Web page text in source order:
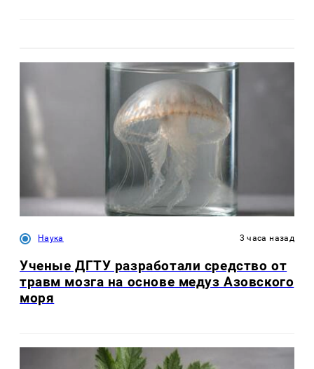
Наука 3 часа назад
Ученые ДГТУ разработали средство от
травм мозга на основе медуз Азовского
моря